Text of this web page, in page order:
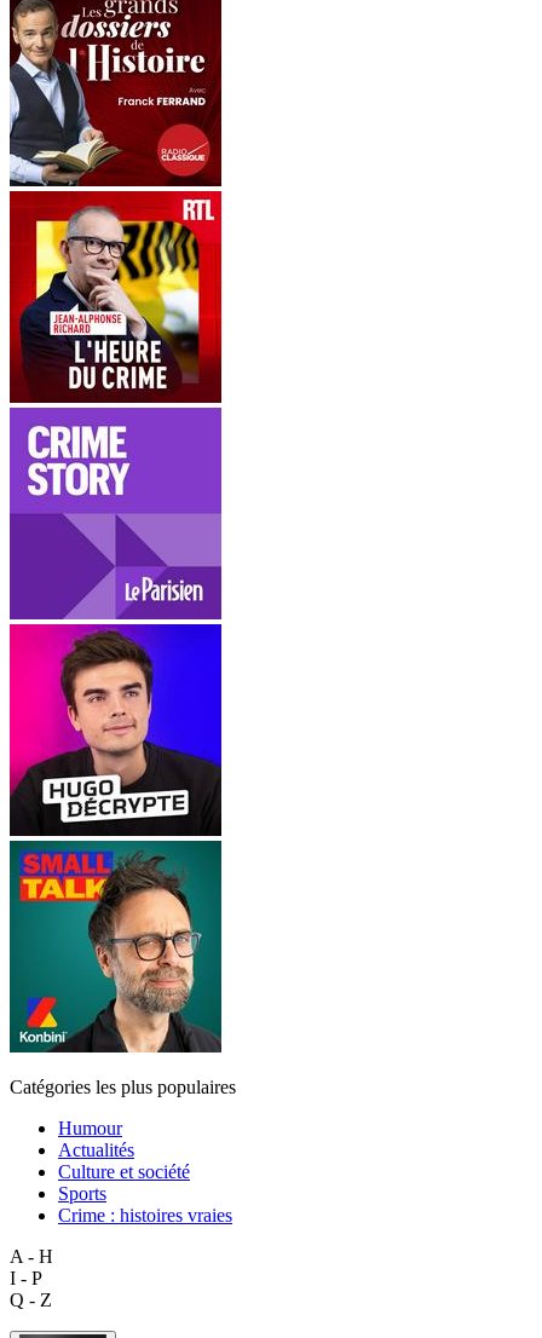
Catégories les plus populaires
Humour
Actualités
Culture et société
Sports
Crime : histoires vraies
A - H
I - P
Q - Z